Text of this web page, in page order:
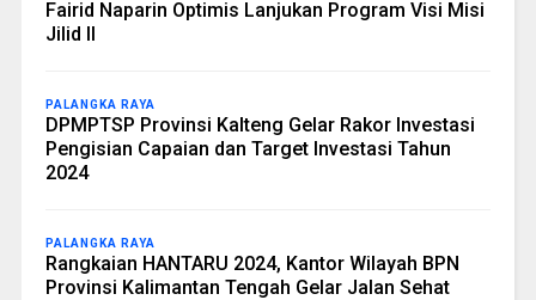
Fairid Naparin Optimis Lanjukan Program Visi Misi
Jilid II
PALANGKA RAYA
DPMPTSP Provinsi Kalteng Gelar Rakor Investasi
Pengisian Capaian dan Target Investasi Tahun
2024
PALANGKA RAYA
Rangkaian HANTARU 2024, Kantor Wilayah BPN
Provinsi Kalimantan Tengah Gelar Jalan Sehat